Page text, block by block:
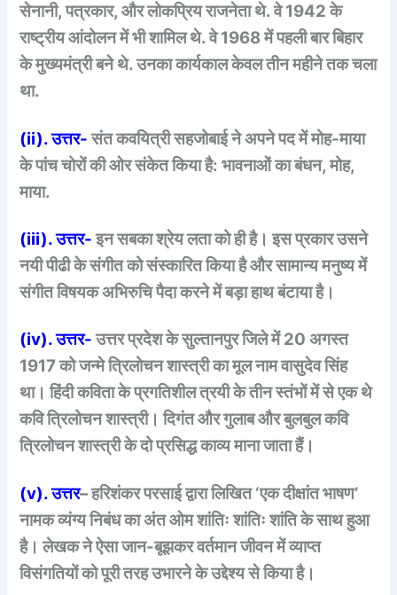
सेनानी, पत्रकार, और लोकप्रिय राजनेता थे. वे 1942 के
राष्ट्रीय आंदोलन में भी शामिल थे. वे 1968 में पहली बार बिहार
के मुख्यमंत्री बने थे. उनका कार्यकाल केवल तीन महीने तक चला
था.
(ii). उत्तर-संत कवयित्री सहजोबाई ने अपने पद में मोह-माया
के पांच चोरों की ओर संकेत किया है: भावनाओं का बंधन, मोह,
माया.
(iii). उत्तर-इन सबका श्रेय लता को ही है। इस प्रकार उसने
नयी पीढी के संगीत को संस्कारित किया है और सामान्य मनुष्य में
संगीत विषयक अभिरुचि पैदा करने में बड़ा हाथ बंटाया है।
(iv). उत्तर-उत्तर प्रदेश के सुल्तानपुर जिले में 20 अगस्त
1917 को जन्मे त्रिलोचन शास्त्री का मूल नाम वासुदेव सिंह
था। हिंदी कविता के प्रगतिशील त्रयी के तीन स्तंभों में से एक थे
कवि त्रिलोचन शास्त्री। दिगंत और गुलाब और बुलबुल कवि
त्रिलोचन शास्त्री के दो प्रसिद्ध काव्य माना जाता हैं।
(v). उत्तर– हरिशंकर परसाई द्वारा लिखित ‘एक दीक्षांत भाषण’
नामक व्यंग्य निबंध का अंत ओम शांतिः शांतिः शांति के साथ हुआ
है। लेखक ने ऐसा जान-बूझकर वर्तमान जीवन में व्याप्त
विसंगतियों को पूरी तरह उभारने के उद्देश्य से किया है।